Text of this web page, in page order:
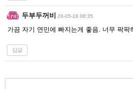
두부두꺼비 26-05-18 08:35
가끔 자기 연민에 빠지는게 좋음. 너무 팍팍
답글